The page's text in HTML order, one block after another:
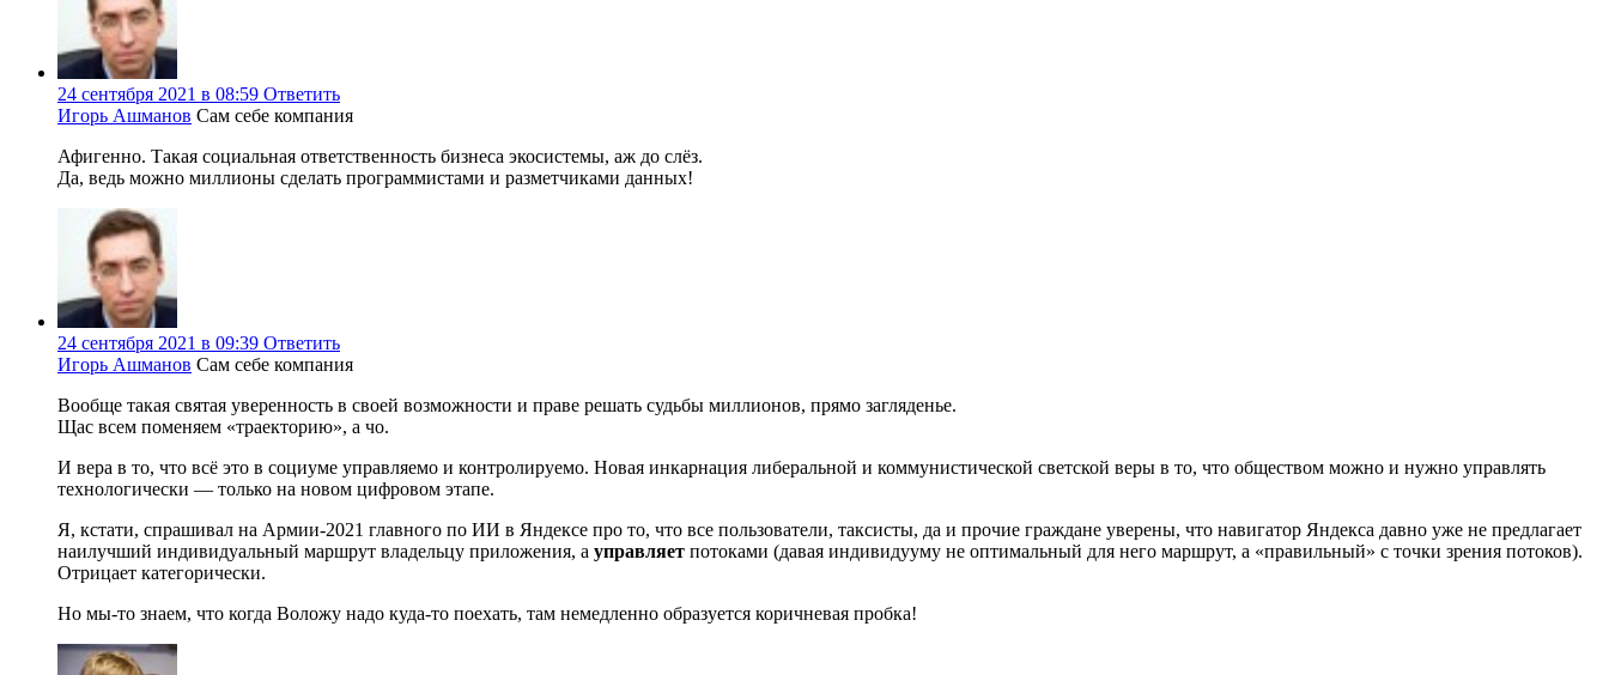
24 сентября 2021 в 08:59 Ответить
Игорь Ашманов Сам себе компания
Афигенно. Такая социальная ответственность бизнеса экосистемы, аж до слёз.
Да, ведь можно миллионы сделать программистами и разметчиками данных!
24 сентября 2021 в 09:39 Ответить
Игорь Ашманов Сам себе компания
Вообще такая святая уверенность в своей возможности и праве решать судьбы миллионов, прямо загляденье.
Щас всем поменяем «траекторию», а чо.
И вера в то, что всё это в социуме управляемо и контролируемо. Новая инкарнация либеральной и коммунистической светской веры в то, что обществом можно и нужно управлять
технологически — только на новом цифровом этапе.
Я, кстати, спрашивал на Армии-2021 главного по ИИ в Яндексе про то, что все пользователи, таксисты, да и прочие граждане уверены, что навигатор Яндекса давно уже не предлагает
наилучший индивидуальный маршрут владельцу приложения, а управляет потоками (давая индивидууму не оптимальный для него маршрут, а «правильный» с точки зрения потоков).
Отрицает категорически.
Но мы-то знаем, что когда Воложу надо куда-то поехать, там немедленно образуется коричневая пробка!